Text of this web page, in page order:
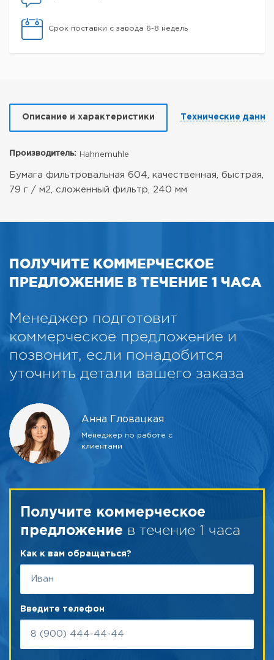
Срок поставки с завода 6-8 недель
Описание и характеристики Технические
Производитель: Hahnemuhle
Бумага фильтровальная 604, качественная, быстрая,
79 г / м2, сложенный фильтр, 240 мм
ПОЛУЧИТЕ КОММЕРЧЕСКОЕ
ПРЕДЛОЖЕНИЕ В ТЕЧЕНИЕ 1 ЧАСА
Менеджер подготовит
коммерческое предложение и
позвонит, если понадобится
уточнить детали вашего заказа
Анна Гловацкая
Менеджер по работе с
клиентами
Получите коммерческое
предложение в течение 1 часа
Как к вам обращаться?
Введите телефон